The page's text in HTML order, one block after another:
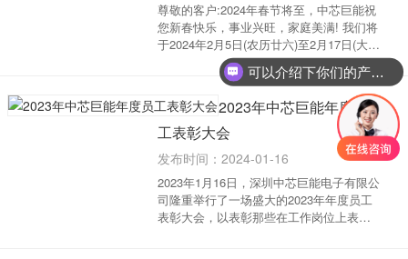
尊敬的客户:2024年春节将至，中芯巨能祝
您新春快乐，事业兴旺，家庭美满! 我们将
于2024年2月5日(农历廿六)至2月17日(大年
初八)放假，共13天，2月18日(大年初九)正
式上班! 中芯巨能全体同仁祝您：新春大
吉，阖家安康！龙腾虎跃，大展宏图！...
2023年中芯巨能年度员
工表彰大会
发布时间：2024-01-16
2023年1月16日，深圳中芯巨能电子有限公
司隆重举行了一场盛大的2023年年度员工
表彰大会，以表彰那些在工作岗位上表现
可以介绍下你们的产品么